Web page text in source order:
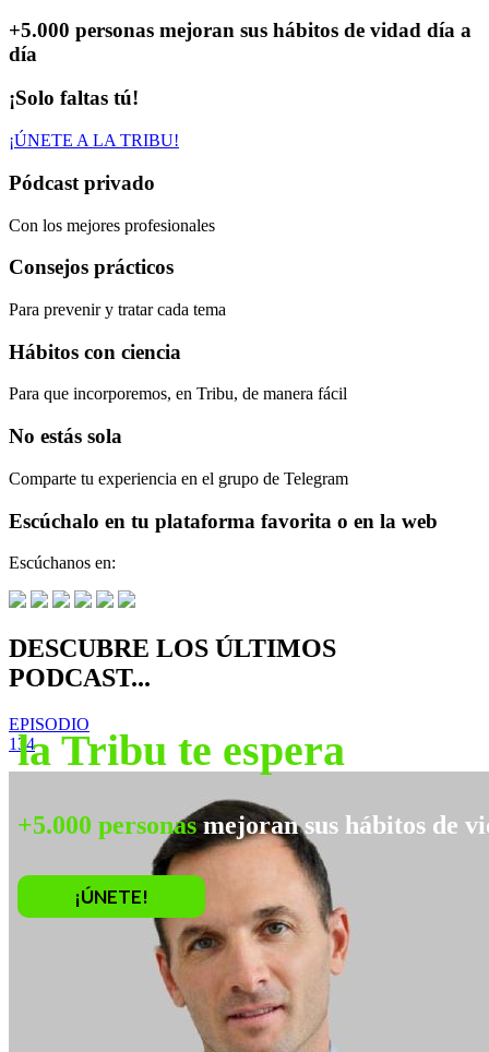
+5.000 personas mejoran sus hábitos de vidad día a
día
¡Solo faltas tú!
¡ÚNETE A LA TRIBU!
Pódcast privado
Con los mejores profesionales
Consejos prácticos
Para prevenir y tratar cada tema
Hábitos con ciencia
Para que incorporemos, en Tribu, de manera fácil
No estás sola
Comparte tu experiencia en el grupo de Telegram
Escúchalo en tu plataforma favorita o en la web
Escúchanos en:
DESCUBRE LOS ÚLTIMOS
PODCAST...
EPISODIO
134
No te vayas,
la Tribu te espera
+5.000 personasmejoran sus hábitos de
¡ÚNETE!